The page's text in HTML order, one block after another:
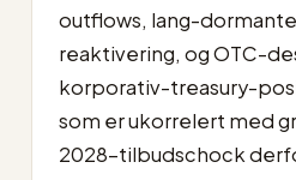
outflows, lang-
reaktivering, og OTC-
korporativ-treasury-
som er ukorrelert med
2028-tilbudschock